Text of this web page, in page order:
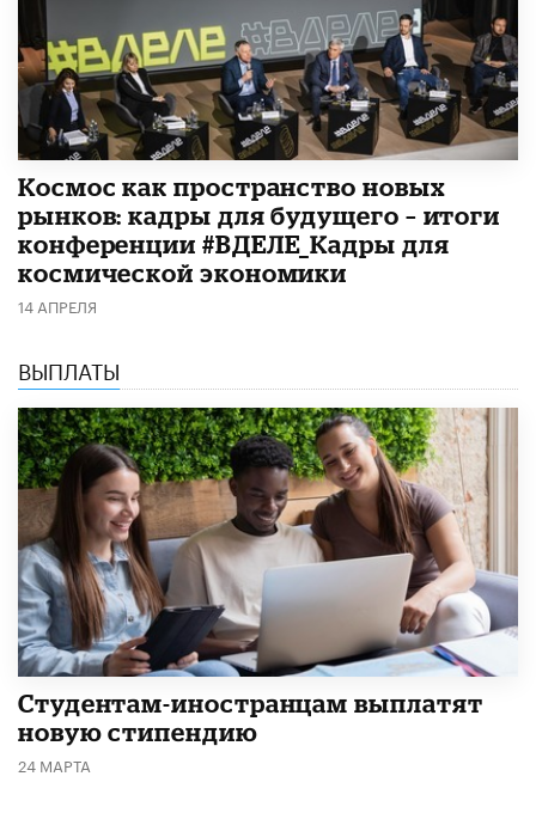
Космос как пространство новых
рынков: кадры для будущего – итоги
конференции #ВДЕЛЕ_Кадры для
космической экономики
14 АПРЕЛЯ
ВЫПЛАТЫ
Студентам-иностранцам выплатят
новую стипендию
24 МАРТА